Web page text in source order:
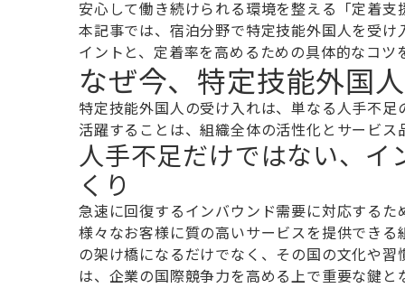
安心して働き続けられる環境を整える「定着支
本記事では、宿泊分野で特定技能外国人を受
イントと、定着率を高めるための具体的なコツ
なぜ今、特定技能外国
特定技能外国人の受け入れは、単なる人手不
活躍することは、組織全体の活性化とサービス
人手不足だけではない、
くり
急速に回復するインバウンド需要に対応する
様々なお客様に質の高いサービスを提供でき
の架け橋になるだけでなく、その国の文化や
は、企業の国際競争力を高める上で重要な鍵と